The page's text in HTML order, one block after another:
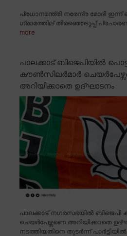
പ്രധാനമന്ത്രി നരേന്ദ്ര മോദി ഇന്ന്
ഗ്രാമത്തില് തിരഞ്ഞെടുപ്പ്
more
പാലക്കാട് ബിജെപിയിൽ
കൗൺസിലർമാർ
അറിയിക്കാതെ ഉദ്ഘാടനം
പാലക്കാട് നഗരസഭയിൽ ബിജെപി
ചെയർപേഴ്സണെ അറിയിക്കാതെ
നടത്തിയതിനെ തുടർന്ന് പാർട്ടിയിൽ